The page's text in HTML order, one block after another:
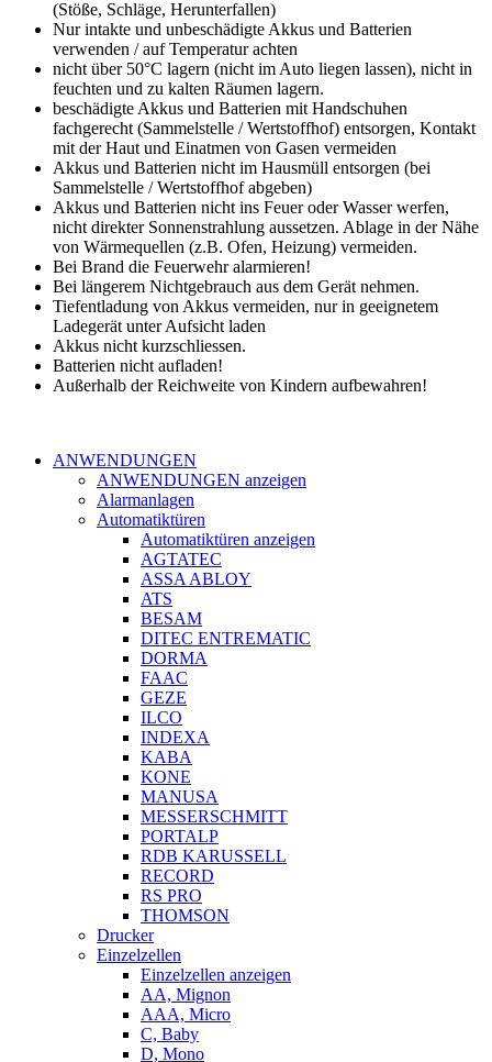
(Stöße, Schläge, Herunterfallen)
Nur intakte und unbeschädigte Akkus und Batterien
verwenden / auf Temperatur achten
nicht über 50°C lagern (nicht im Auto liegen lassen), nicht in
feuchten und zu kalten Räumen lagern.
beschädigte Akkus und Batterien mit Handschuhen
fachgerecht (Sammelstelle / Wertstoffhof) entsorgen, Kontakt
mit der Haut und Einatmen von Gasen vermeiden
Akkus und Batterien nicht im Hausmüll entsorgen (bei
Sammelstelle / Wertstoffhof abgeben)
Akkus und Batterien nicht ins Feuer oder Wasser werfen,
nicht direkter Sonnenstrahlung aussetzen. Ablage in der Nähe
von Wärmequellen (z.B. Ofen, Heizung) vermeiden.
Bei Brand die Feuerwehr alarmieren!
Bei längerem Nichtgebrauch aus dem Gerät nehmen.
Tiefentladung von Akkus vermeiden, nur in geeignetem
Ladegerät unter Aufsicht laden
Akkus nicht kurzschliessen.
Batterien nicht aufladen!
Außerhalb der Reichweite von Kindern aufbewahren!
ANWENDUNGEN
ANWENDUNGEN anzeigen
Alarmanlagen
Automatiktüren
Automatiktüren anzeigen
AGTATEC
ASSA ABLOY
ATS
BESAM
DITEC ENTREMATIC
DORMA
FAAC
GEZE
ILCO
INDEXA
KABA
KONE
MANUSA
MESSERSCHMITT
PORTALP
RDB KARUSSELL
RECORD
RS PRO
THOMSON
Drucker
Einzelzellen
Einzelzellen anzeigen
AA, Mignon
AAA, Micro
C, Baby
D, Mono